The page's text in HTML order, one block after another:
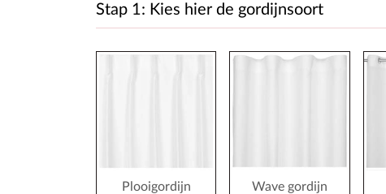
Stap 1: Kies hier de gordijnsoort
Plooigordijn Wave gordijn